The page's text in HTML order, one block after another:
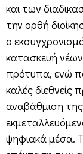
και των
την ορθή
ο
κατασκευή
πρότυπα, ενώ
καλές διεθνείς
αναβάθμιση
ψηφιακά μέσα.